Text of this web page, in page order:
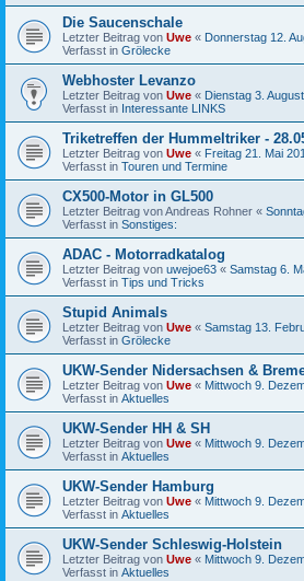
Die Saucenschale
Letzter Beitrag von Uwe « Donnerstag 12.
Verfasst in Grölecke
Webhoster Levanzo
Letzter Beitrag von Uwe « Dienstag 3.
Verfasst in Interessante LINKS
Triketreffen der Hummeltriker -
Letzter Beitrag von Uwe « Freitag 21. Mai
Verfasst in Touren und Termine
CX500-Motor in GL500
Letzter Beitrag vonAndreas Rohner «
Verfasst in Sonstiges:
ADAC - Motorradkatalog
Letzter Beitrag von uwejoe63 « Samstag 6.
Verfasst in Tips und Tricks
Stupid Animals
Letzter Beitrag von Uwe « Samstag 13.
Verfasst in Grölecke
UKW-Sender Nidersachsen &
Letzter Beitrag von Uwe « Mittwoch 9.
Verfasst in Aktuelles
UKW-Sender HH & SH
Letzter Beitrag von Uwe « Mittwoch 9.
Verfasst in Aktuelles
UKW-Sender Hamburg
Letzter Beitrag von Uwe « Mittwoch 9.
Verfasst in Aktuelles
UKW-Sender Schleswig-Holstein
Letzter Beitrag von Uwe « Mittwoch 9.
Verfasst in Aktuelles